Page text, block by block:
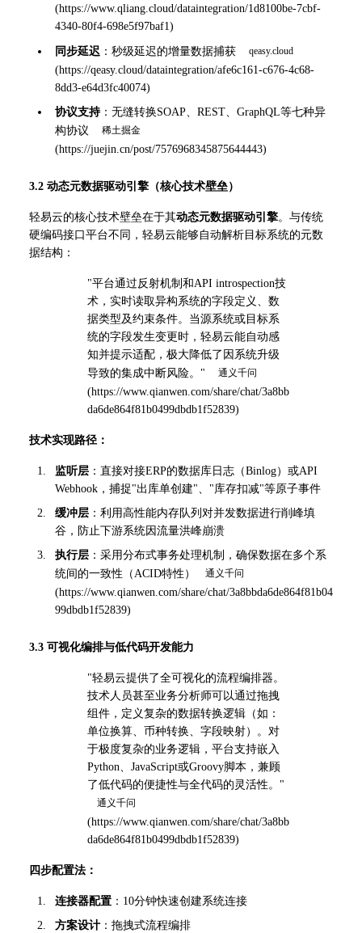
(https://www.qliang.cloud/dataintegration/1d8100be-7cbf-
4340-80f4-698e5f97baf1)
同步延迟 ：秒级延迟的增量数据捕获
(https://qeasy.cloud/dataintegration/afe6c161-c676-4c68-
8dd3-e64d3fc40074)
协议支持：无缝转换SOAP、REST、GraphQL等七种异
构协议
(https://juejin.cn/post/7576968345875644443)
3.2 动态元数据驱动引擎（核心技术壁垒）
轻易云的核心技术壁垒在于其动态元数据驱动引擎。与传统
硬编码接口平台不同，轻易云能够自动解析目标系统的元数
据结构：
"平台通过反射机制和API introspection技
术，实时读取异构系统的字段定义、数
据类型及约束条件。当源系统或目标系
统的字段发生变更时，轻易云能自动感
知并提示适配，极大降低了因系统升级
导致的集成中断风险。"
(https://www.qianwen.com/share/chat/3a8bb
da6de864f81b0499dbdb1f52839)
技术实现路径：
监听层 ：直接对接ERP的数据库日志（Binlog）或API
Webhook，捕捉"出库单创建"、"库存扣减"等原子事件
缓冲层 ：利用高性能内存队列对并发数据进行削峰填
谷，防止下游系统因流量洪峰崩溃
执行层 ：采用分布式事务处理机制，确保数据在多个系
统间的一致性（ACID特性）
(https://www.qianwen.com/share/chat/3a8bbda6de864f81b04
99dbdb1f52839)
3.3 可视化编排与低代码开发能力
"轻易云提供了全可视化的流程编排器。
技术人员甚至业务分析师可以通过拖拽
组件，定义复杂的数据转换逻辑（如：
单位换算、币种转换、字段映射）。对
于极度复杂的业务逻辑，平台支持嵌入
Python、JavaScript或Groovy脚本，兼顾
了低代码的便捷性与全代码的灵活性。"
(https://www.qianwen.com/share/chat/3a8bb
da6de864f81b0499dbdb1f52839)
四步配置法：
连接器配置 ：10分钟快速创建系统连接
方案设计 ：拖拽式流程编排